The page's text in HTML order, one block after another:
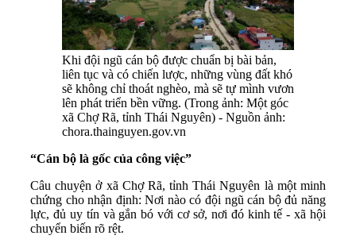
Khi đội ngũ cán bộ được chuẩn bị bài bản,
liên tục và có chiến lược, những vùng đất khó
sẽ không chỉ thoát nghèo, mà sẽ tự mình vươn
lên phát triển bền vững. (Trong ảnh: Một góc
xã Chợ Rã, tỉnh Thái Nguyên) - Nguồn ảnh:
chora.thainguyen.gov.vn
“Cán bộ là gốc của công việc”
Câu chuyện ở xã Chợ Rã, tỉnh Thái Nguyên là một minh
chứng cho nhận định: Nơi nào có đội ngũ cán bộ đủ năng
lực, đủ uy tín và gắn bó với cơ sở, nơi đó kinh tế - xã hội
chuyển biến rõ rệt.